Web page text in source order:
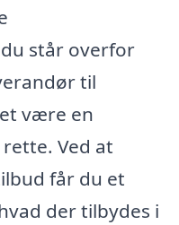
står overfor
til
være en
Ved at
får du et
der tilbydes i